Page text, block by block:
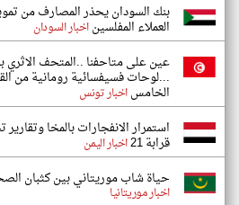
بنك السودان يحذر المصارف من
العملاء المفلسيناخبار السودان
عين على متاحفنا ..المتحف الاثري
...لوحات فسيفسائية رومانية من
الخامساخبار تونس
استمرار الانفجارات بالمخا
قرابة 21 اخبار اليمن
حياة شاب موريتاني بين كثبان
اخبار موريتانيا